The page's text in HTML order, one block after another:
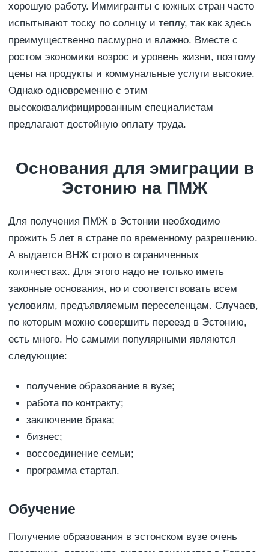
хорошую работу. Иммигранты с южных стран часто
испытывают тоску по солнцу и теплу, так как здесь
преимущественно пасмурно и влажно. Вместе с
ростом экономики возрос и уровень жизни, поэтому
цены на продукты и коммунальные услуги высокие.
Однако одновременно с этим
высококвалифицированным специалистам
предлагают достойную оплату труда.
Основания для эмиграции в
Эстонию на ПМЖ
Для получения ПМЖ в Эстонии необходимо
прожить 5 лет в стране по временному разрешению.
А выдается ВНЖ строго в ограниченных
количествах. Для этого надо не только иметь
законные основания, но и соответствовать всем
условиям, предъявляемым переселенцам. Случаев,
по которым можно совершить переезд в Эстонию,
есть много. Но самыми популярными являются
следующие:
получение образование в вузе;
работа по контракту;
заключение брака;
бизнес;
воссоединение семьи;
программа стартап.
Обучение
Получение образования в эстонском вузе очень